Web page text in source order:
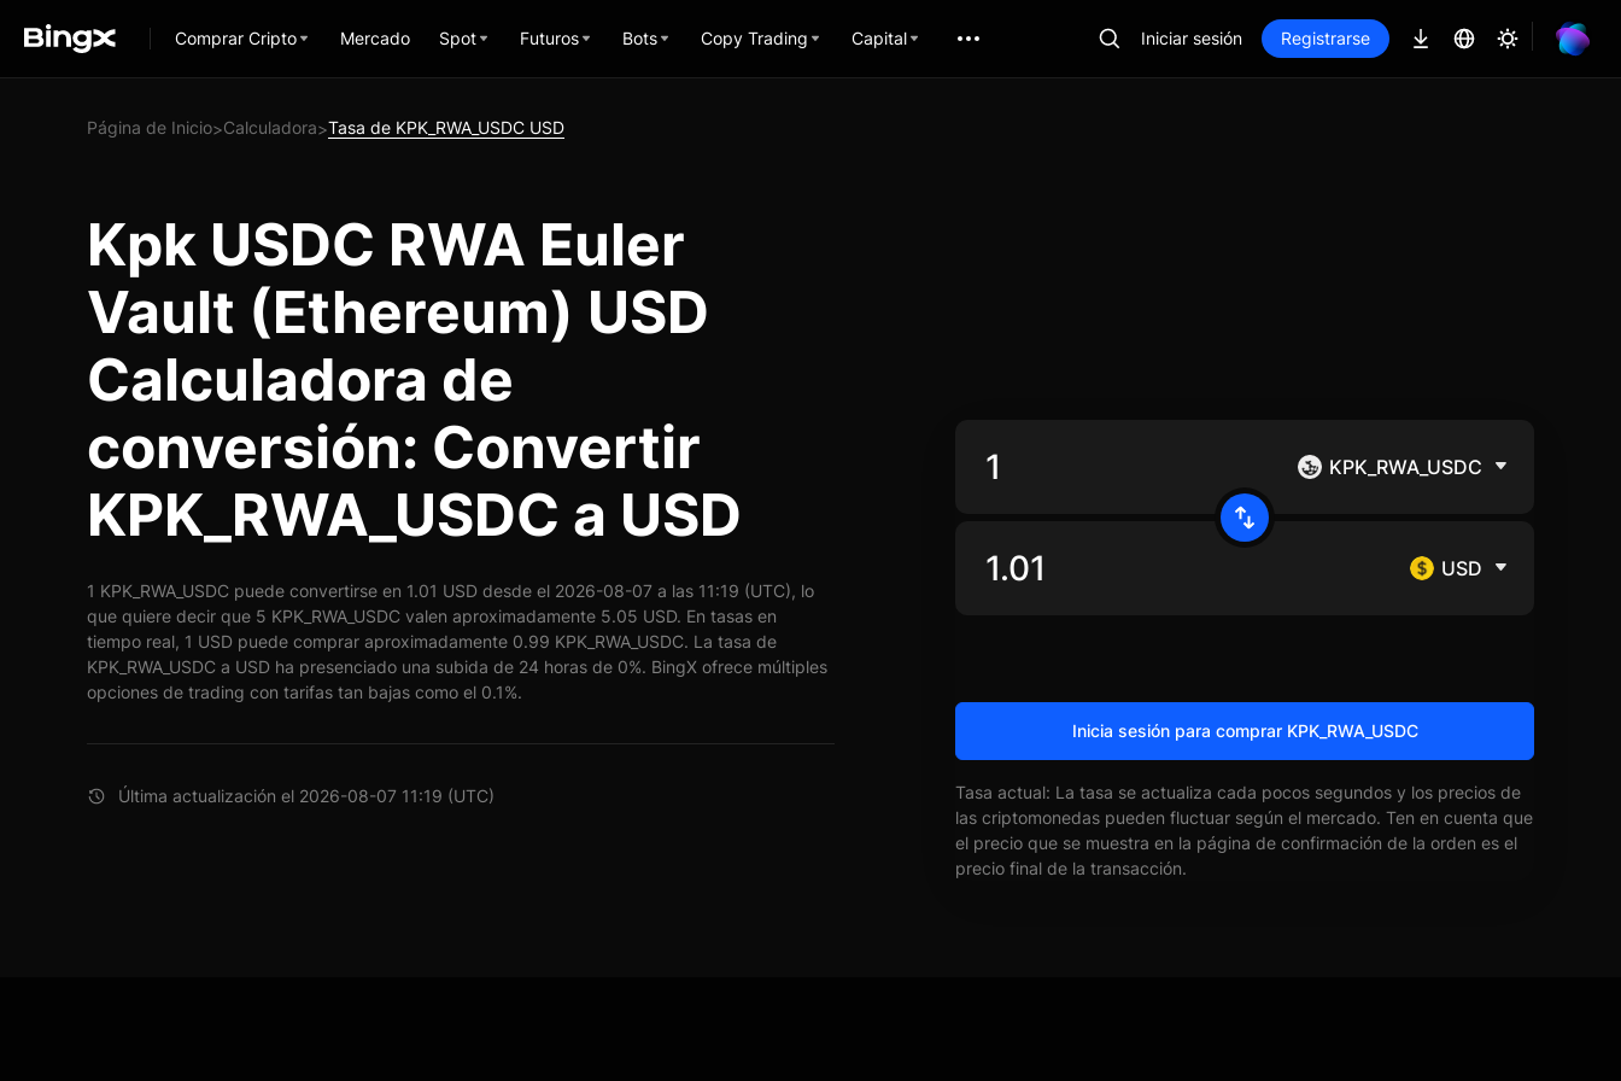
Comprar Cripto Mercado Spot Futuros Bots Copy Trading Capital Iniciar sesión Registrarse
Página de Inicio>Calculadora>Tasa de KPK_RWA_USDC USD
Kpk USDC RWA Euler
Vault (Ethereum) USD
Calculadora de
conversión: Convertir
KPK_RWA_USDC a USD
1 KPK_RWA_USDC puede convertirse en 1.01 USD desde el 2026-08-07 a las 11:19 (UTC), lo
que quiere decir que 5 KPK_RWA_USDC valen aproximadamente 5.05 USD. En tasas en
tiempo real, 1 USD puede comprar aproximadamente 0.99 KPK_RWA_USDC. La tasa de
KPK_RWA_USDC a USD ha presenciado una subida de 24 horas de 0%. BingX ofrece múltiples
opciones de trading con tarifas tan bajas como el 0.1%.
Última actualización el 2026-08-07 11:19 (UTC)
KPK_RWA_USDC
USD
Inicia sesión para comprar KPK_RWA_USDC
Tasa actual: La tasa se actualiza cada pocos segundos y los precios de
las criptomonedas pueden fluctuar según el mercado. Ten en cuenta que
el precio que se muestra en la página de confirmación de la orden es el
precio final de la transacción.